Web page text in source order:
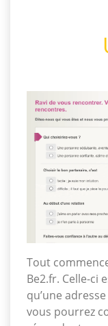
Tout
Be2.fr. Celle-ci
qu’une
vous pourrez